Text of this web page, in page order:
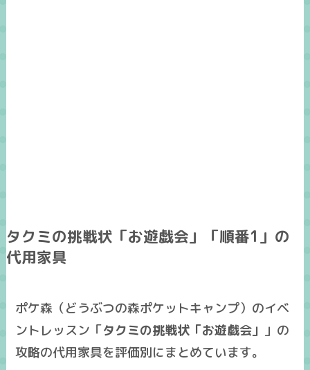
タクミの挑戦状「お遊戯会」「順番1」の
代用家具
ポケ森（どうぶつの森ポケットキャンプ）のイベ
ントレッスン「タクミの挑戦状「お遊戯会」 」の
攻略の代用家具を評価別にまとめています。